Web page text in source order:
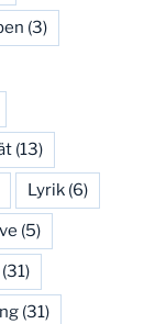
(3)
(13)
Lyrik (6)
(5)
(31)
(31)